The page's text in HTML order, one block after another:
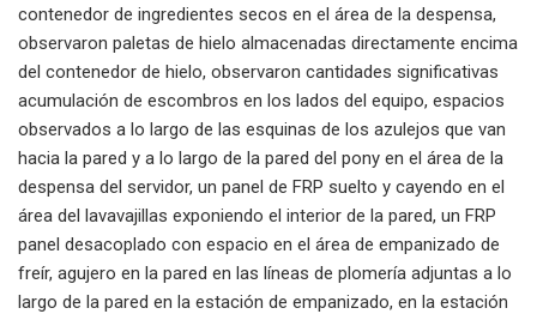
contenedor de ingredientes secos en el área de la despensa,
observaron paletas de hielo almacenadas directamente encima
del contenedor de hielo, observaron cantidades significativas
acumulación de escombros en los lados del equipo, espacios
observados a lo largo de las esquinas de los azulejos que van
hacia la pared y a lo largo de la pared del pony en el área de la
despensa del servidor, un panel de FRP suelto y cayendo en el
área del lavavajillas exponiendo el interior de la pared, un FRP
panel desacoplado con espacio en el área de empanizado de
freír, agujero en la pared en las líneas de plomería adjuntas a lo
largo de la pared en la estación de empanizado, en la estación